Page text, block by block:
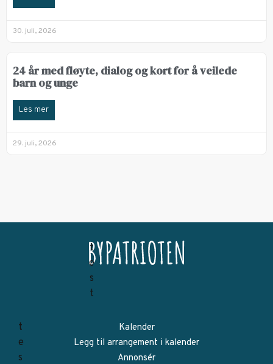
30. juli, 2026
24 år med fløyte, dialog og kort for å veilede
barn og unge
Les mer
29. juli, 2026
Kalender
Legg til arrangement i kalender
Annonsér